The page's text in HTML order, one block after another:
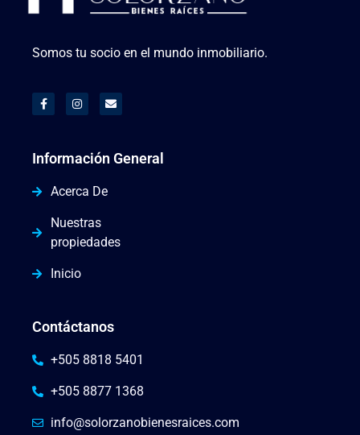
Somos tu socio en el mundo inmobiliario.
Información General
Acerca De
Nuestras
propiedades
Inicio
Contáctanos
+505 8818 5401
+505 8877 1368
info@solorzanobienesraices.com